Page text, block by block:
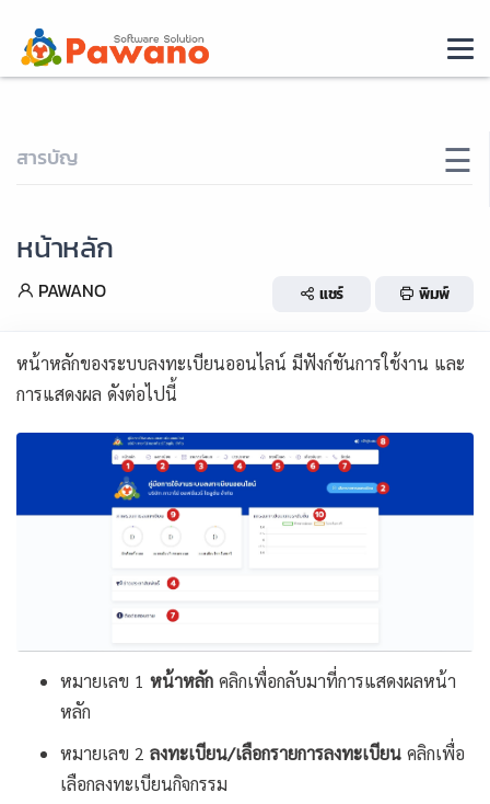
☰
สารบัญ
×
หน้าหลัก
PAWANO แชร์ พิมพ์
หน้าหลักของระบบลงทะเบียนออนไลน์ มีฟังก์ชันการใช้งาน และ
การแสดงผล ดังต่อไปนี้
หมายเลข 1 หน้าหลัก คลิกเพื่อกลับมาที่การแสดงผลหน้า
หลัก
หมายเลข 2 ลงทะเบียน/เลือกรายการลงทะเบียน คลิกเพื่อ
เลือกลงทะเบียนกิจกรรม